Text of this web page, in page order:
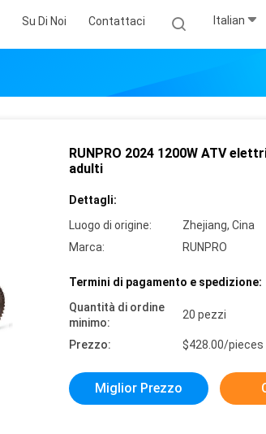
Su Di Noi Contattaci Italian
RUNPRO 2024 1200W ATV
adulti
Dettagli:
Luogo di origine:
Zhejiang, Cina
Marca:
RUNPRO
Termini di pagamento e spedizione:
Quantità di ordine
minimo:
20 pezzi
Prezzo: $428.00/pieces
Miglior Prezzo